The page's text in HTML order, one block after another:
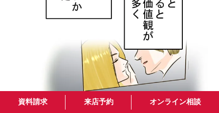
資料請求 来店予約 オンライン相談